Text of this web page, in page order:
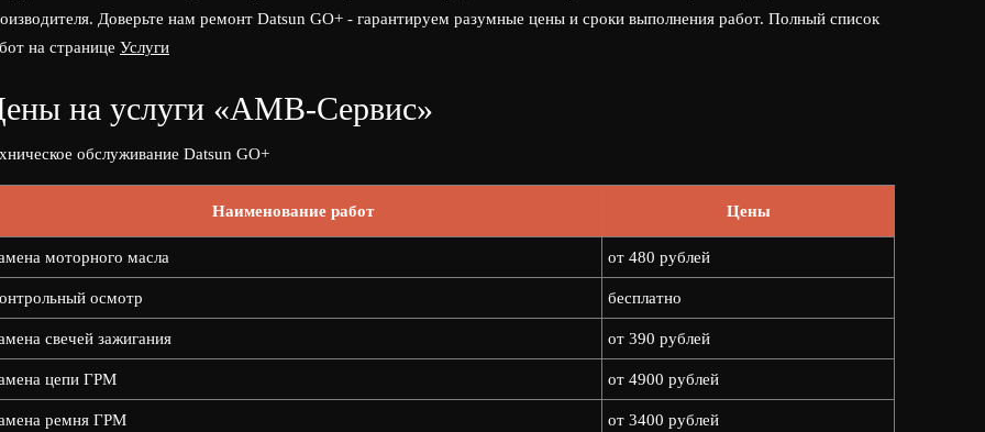
Доверьте нам ремонт Datsun GO+ - гарантируем разумные цены и сроки выполнения работ. Полный список
на странице Услуги
на услуги «АМВ-Сервис»
обслуживание Datsun GO+
Наименование работ Цены
моторного масла от 480 рублей
осмотр бесплатно
свечей зажигания от 390 рублей
цепи ГРМ от 4900 рублей
ремня ГРМ от 3400 рублей